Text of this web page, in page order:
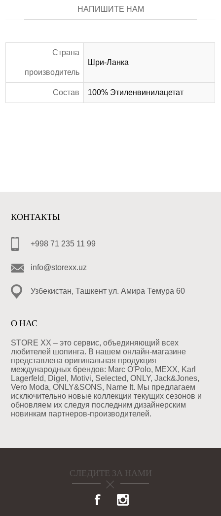
НАПИШИТЕ НАМ
Страна
производитель
Шри-Ланка
Состав 100% Этиленвинилацетат
КОНТАКТЫ
+998 71 235 11 99
info@storexx.uz
Узбекистан, Ташкент ул. Амира Темура 60
О НАС
STORE XX – это сервис, объединяющий всех
любителей шопинга. В нашем онлайн-магазине
представлена оригинальная продукция
международных брендов: Marc O'Polo, MEXX, Karl
Lagerfeld, Digel, Motivi, Selected, ONLY, Jack&Jones,
Vero Moda, ONLY&SONS, Name It. Мы предлагаем
исключительно новые коллекции текущих сезонов и
обновляем их следуя последним дизайнерским
новинкам партнеров-производителей.
СЛЕДИТЕ ЗА НАМИ